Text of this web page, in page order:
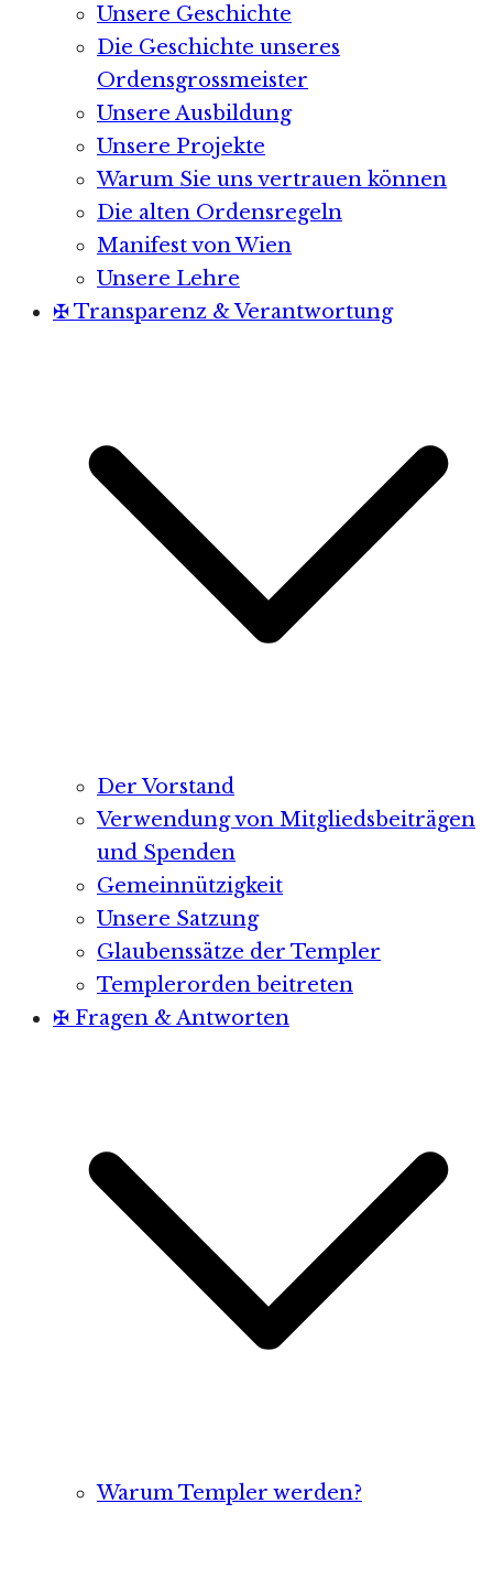
Unsere Geschichte
Die Geschichte unseres
Ordensgrossmeister
Unsere Ausbildung
Unsere Projekte
Warum Sie uns vertrauen können
Die alten Ordensregeln
Manifest von Wien
Unsere Lehre
✠ Transparenz & Verantwortung
Der Vorstand
Verwendung von Mitgliedsbeiträgen
und Spenden
Gemeinnützigkeit
Unsere Satzung
Glaubenssätze der Templer
Templerorden beitreten
✠ Fragen & Antworten
Warum Templer werden?